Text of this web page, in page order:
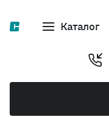
Каталог